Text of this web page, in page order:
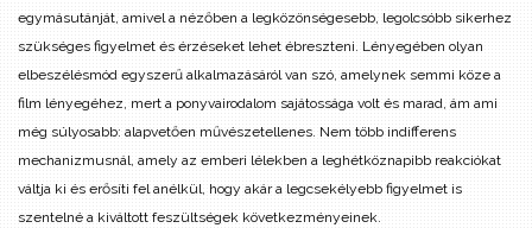
egymásutánját, amivel a nézőben a legközönségesebb, legolcsóbb sikerhez
szükséges figyelmet és érzéseket lehet ébreszteni. Lényegében olyan
elbeszélésmód egyszerű alkalmazásáról van szó, amelynek semmi köze a
film lényegéhez, mert a ponyvairodalom sajátossága volt és marad, ám ami
még súlyosabb: alapvetően művészetellenes. Nem több indifferens
mechanizmusnál, amely az emberi lélekben a leghétköznapibb reakciókat
váltja ki és erősíti fel anélkül, hogy akár a legcsekélyebb figyelmet is
szentelné a kiváltott feszültségek következményeinek.